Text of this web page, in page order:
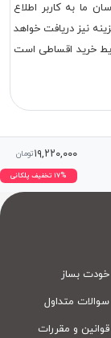
ما به کاربر اطلاع
40 درصد از کل هزینه نیز دریافت خواهد
خرید اقساطی است
۱۹,۲۲۰,۰۰۰تومان
۱۷% تخفیف پلکانی
خودت بساز
سوالات متداول
قوانین و مقررات